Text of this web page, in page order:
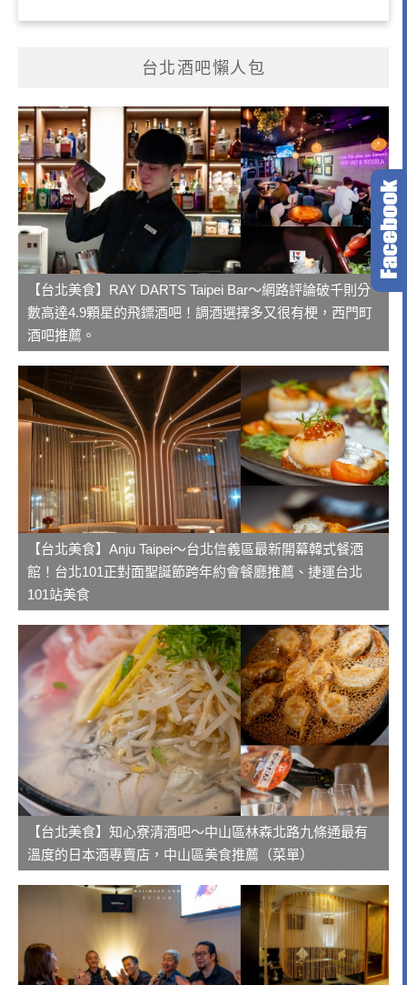
台北酒吧懶人包
【台北美食】RAY DARTS Taipei Bar～網路評論破千則分
數高達4.9顆星的飛鏢酒吧！調酒選擇多又很有梗，西門町
酒吧推薦。
【台北美食】Anju Taipei～台北信義區最新開幕韓式餐酒
館！台北101正對面聖誕節跨年約會餐廳推薦、捷運台北
101站美食
【台北美食】知心寮清酒吧～中山區林森北路九條通最有
溫度的日本酒專賣店，中山區美食推薦（菜單）